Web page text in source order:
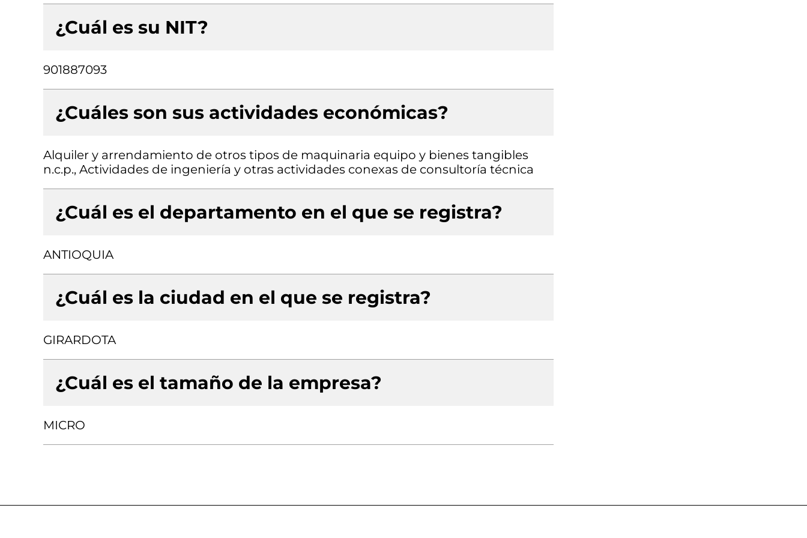
¿Cuál es su NIT?
901887093
¿Cuáles son sus actividades económicas?
Alquiler y arrendamiento de otros tipos de maquinaria equipo y bienes tangibles
n.c.p., Actividades de ingeniería y otras actividades conexas de consultoría técnica
¿Cuál es el departamento en el que se registra?
ANTIOQUIA
¿Cuál es la ciudad en el que se registra?
GIRARDOTA
¿Cuál es el tamaño de la empresa?
MICRO